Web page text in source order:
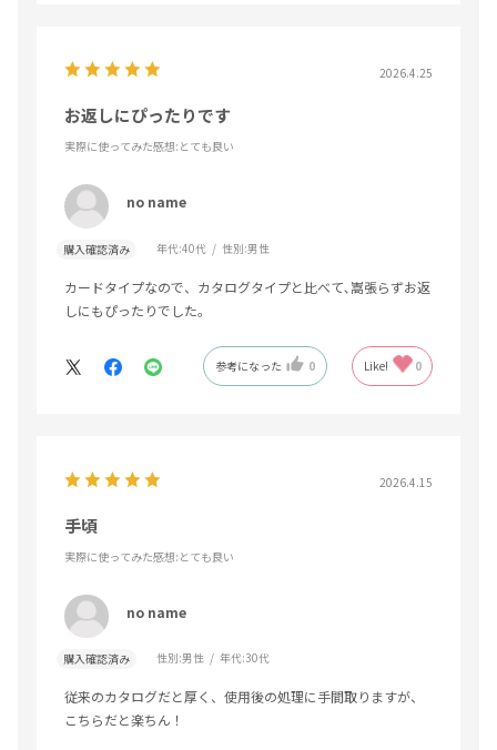
2026.4.25
お返しにぴったりです
実際に使ってみた感想:とても良い
no name
購入確認済み 年代:40代 性別:男性
カードタイプなので、カタログタイプと比べて､嵩張らずお返
しにもぴったりでした。
参考になった 0 Like! 0
2026.4.15
手頃
実際に使ってみた感想:とても良い
no name
購入確認済み 性別:男性 年代:30代
従来のカタログだと厚く、使用後の処理に手間取りますが、
こちらだと楽ちん！